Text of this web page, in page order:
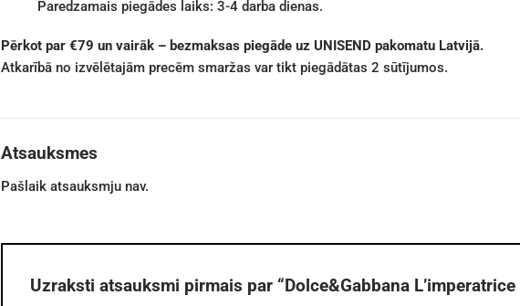
Paredzamais piegādes laiks: 3-4 darba dienas.
Pērkot par €79 un vairāk – bezmaksas piegāde uz UNISEND pakomatu Latvijā.
Atkarībā no izvēlētajām precēm smaržas var tikt piegādātas 2 sūtījumos.
Atsauksmes
Pašlaik atsauksmju nav.
Uzraksti atsauksmi pirmais par “Dolce&Gabbana L’imperatrice